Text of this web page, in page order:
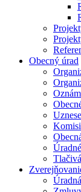
Obecný úrad